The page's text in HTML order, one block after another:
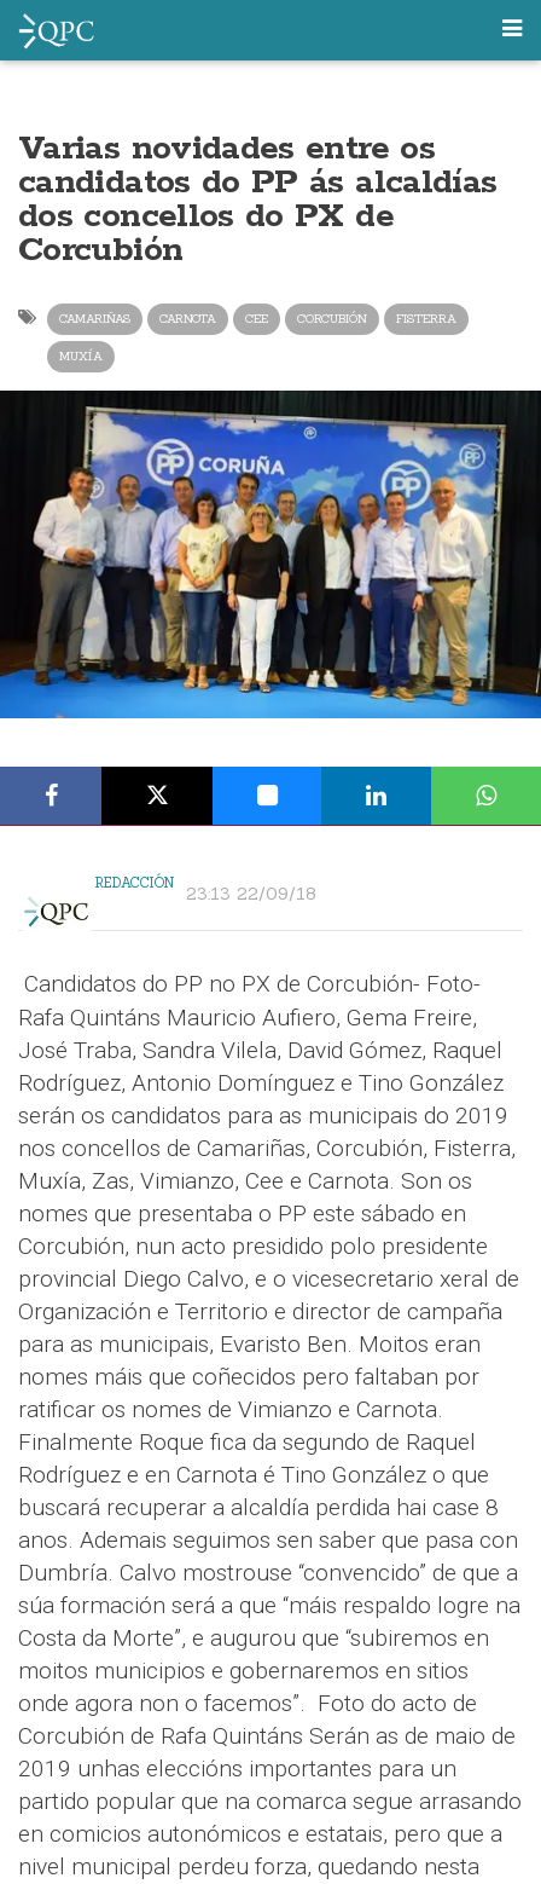
Varias novidades entre os
candidatos do PP ás alcaldías
dos concellos do PX de
Corcubión
CAMARIÑAS CARNOTA CEE CORCUBIÓN FISTERRA
MUXÍA
REDACCIÓN 23:13 22/09/18
Candidatos do PP no PX de Corcubión- Foto-
Rafa Quintáns Mauricio Aufiero, Gema Freire,
José Traba, Sandra Vilela, David Gómez, Raquel
Rodríguez, Antonio Domínguez e Tino González
serán os candidatos para as municipais do 2019
nos concellos de Camariñas, Corcubión, Fisterra,
Muxía, Zas, Vimianzo, Cee e Carnota. Son os
nomes que presentaba o PP este sábado en
Corcubión, nun acto presidido polo presidente
provincial Diego Calvo, e o vicesecretario xeral de
Organización e Territorio e director de campaña
para as municipais, Evaristo Ben. Moitos eran
nomes máis que coñecidos pero faltaban por
ratificar os nomes de Vimianzo e Carnota.
Finalmente Roque fica da segundo de Raquel
Rodríguez e en Carnota é Tino González o que
buscará recuperar a alcaldía perdida hai case 8
anos. Ademais seguimos sen saber que pasa con
Dumbría. Calvo mostrouse “convencido” de que a
súa formación será a que “máis respaldo logre na
Costa da Morte”, e augurou que “subiremos en
moitos municipios e gobernaremos en sitios
onde agora non o facemos”. Foto do acto de
Corcubión de Rafa Quintáns Serán as de maio de
2019 unhas eleccións importantes para un
partido popular que na comarca segue arrasando
en comicios autonómicos e estatais, pero que a
nivel municipal perdeu forza, quedando nesta